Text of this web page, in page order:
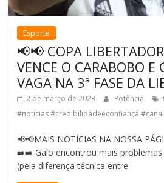
Esporte
📢📢 COPA
VENCE O CARABOBO E
VAGA NA 3ª FASE DA
2 de março de 2023 Potência
#notícias #credibilidadeeconfiança
📢📢MAIS NOTÍCIAS NA NOSSA
➡️➡️ Galo encontrou mais problemas
(pela diferença técnica entre